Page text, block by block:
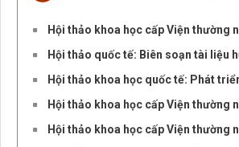
Hội thảo khoa học cấp Viện thường
Hội thảo quốc tế: Biên soạn tài liệu
Hội thảo khoa học quốc tế: Phát
Hội thảo khoa học cấp Viện thường
Hội thảo khoa học cấp Viện thường